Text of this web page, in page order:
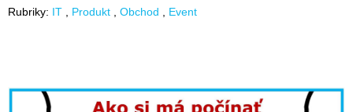
Rubriky: IT Produkt Obchod Event